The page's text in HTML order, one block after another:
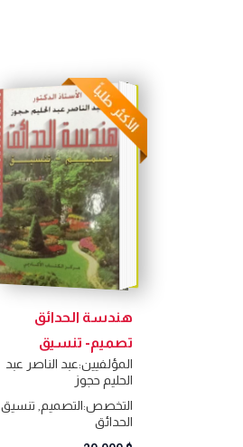
هندسة الحدائق
تصميم- تنسيق
المؤلفيين:عبد الناصر عبد
الحليم حجوز
التخصص:التصميم تنسيق
الحدائق